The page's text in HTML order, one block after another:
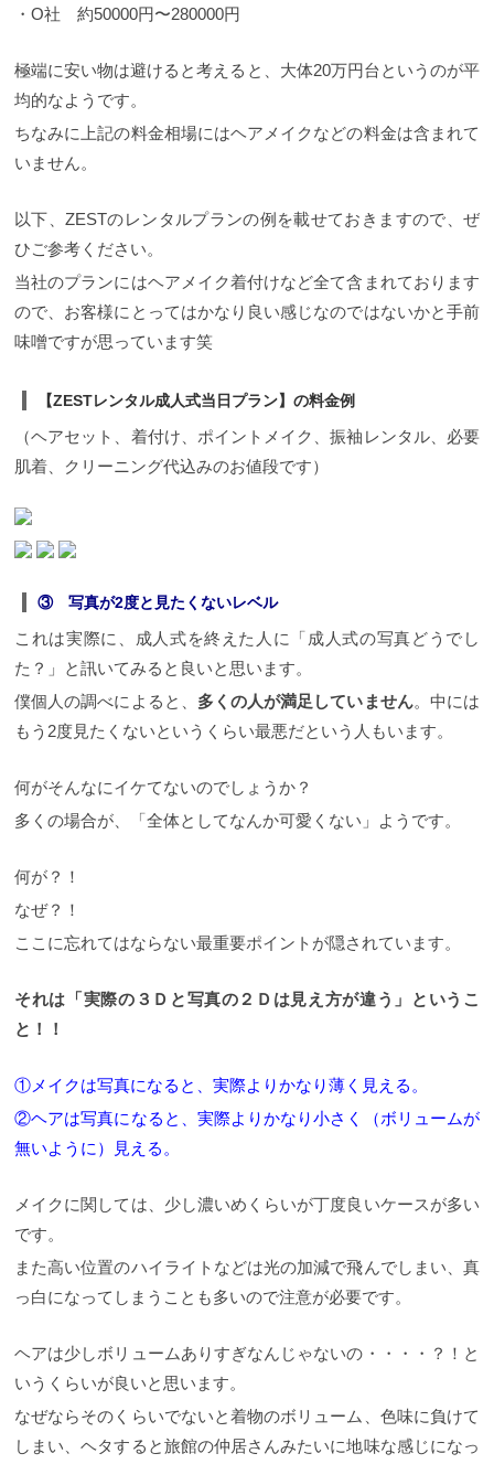
・O社 約50000円〜280000円
極端に安い物は避けると考えると、大体20万円台というのが平
均的なようです。
ちなみに上記の料金相場にはヘアメイクなどの料金は含まれて
いません。
以下、ZESTのレンタルプランの例を載せておきますので、ぜ
ひご参考ください。
当社のプランにはヘアメイク着付けなど全て含まれております
ので、お客様にとってはかなり良い感じなのではないかと手前
味噌ですが思っています笑
【ZESTレンタル成人式当日プラン】の料金例
（ヘアセット、着付け、ポイントメイク、振袖レンタル、必要
肌着、クリーニング代込みのお値段です）
③ 写真が2度と見たくないレベル
これは実際に、成人式を終えた人に「成人式の写真どうでし
た？」と訊いてみると良いと思います。
僕個人の調べによると、 多くの人が満足していません。中には
もう2度見たくないというくらい最悪だという人もいます。
何がそんなにイケてないのでしょうか？
多くの場合が、「全体としてなんか可愛くない」ようです。
何が？！
なぜ？！
ここに忘れてはならない最重要ポイントが隠されています。
それは「実際の３Ｄと写真の２Ｄは見え方が違う」というこ
と！！
①メイクは写真になると、実際よりかなり薄く見える。
②ヘアは写真になると、実際よりかなり小さく（ボリュームが
無いように）見える。
メイクに関しては、少し濃いめくらいが丁度良いケースが多い
です。
また高い位置のハイライトなどは光の加減で飛んでしまい、真
っ白になってしまうことも多いので注意が必要です。
ヘアは少しボリュームありすぎなんじゃないの・・・・？！と
いうくらいが良いと思います。
なぜならそのくらいでないと着物のボリューム、色味に負けて
しまい、ヘタすると旅館の仲居さんみたいに地味な感じになっ